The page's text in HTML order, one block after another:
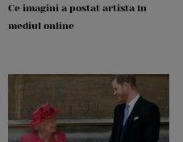
Ce imagini a postat artista în
mediul online